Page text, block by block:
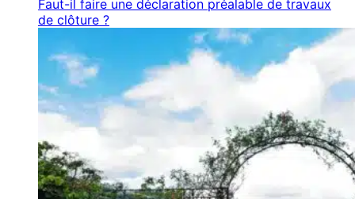
Faut-il faire une déclaration préalable de travaux
de clôture ?